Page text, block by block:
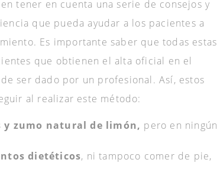
tener en cuenta una serie de consejos y
que pueda ayudar a los pacientes a
Es importante saber que todas estas
que obtienen el alta oficial en el
ser dado por un profesional. Así, estos
al realizar este método:
y zumo natural de limón, pero en ningún
dietéticos, ni tampoco comer de pie,